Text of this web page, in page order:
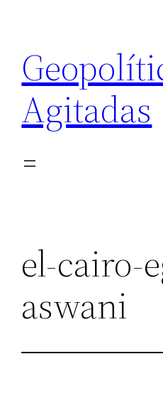
contenido
Agitadas
el-cairo-
aswani